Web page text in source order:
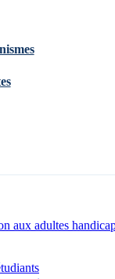
aux adultes